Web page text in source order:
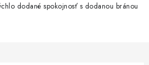
dodané spokojnosť s dodanou bránou